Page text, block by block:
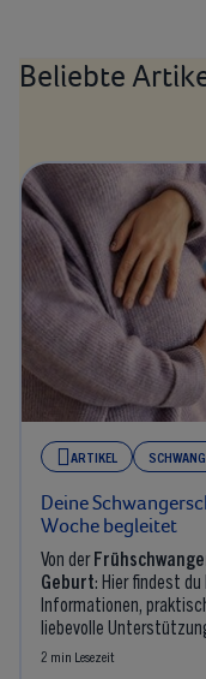
Beliebte
ARTIKEL
Deine
Woche begleitet
Von der
Geburt: Hier findest
Informationen,
liebevolle
deinerS
2 min Lesezeit